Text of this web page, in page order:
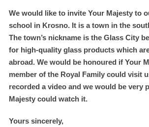
We would like to invite Your Majesty to
school in Krosno. It is a town in the
The town’s nickname is the Glass City
for high-quality glass products which
abroad. We would be honoured if Your
member of the Royal Family could visit
recorded a video and we would be very
Majesty could watch it.
Yours sincerely,